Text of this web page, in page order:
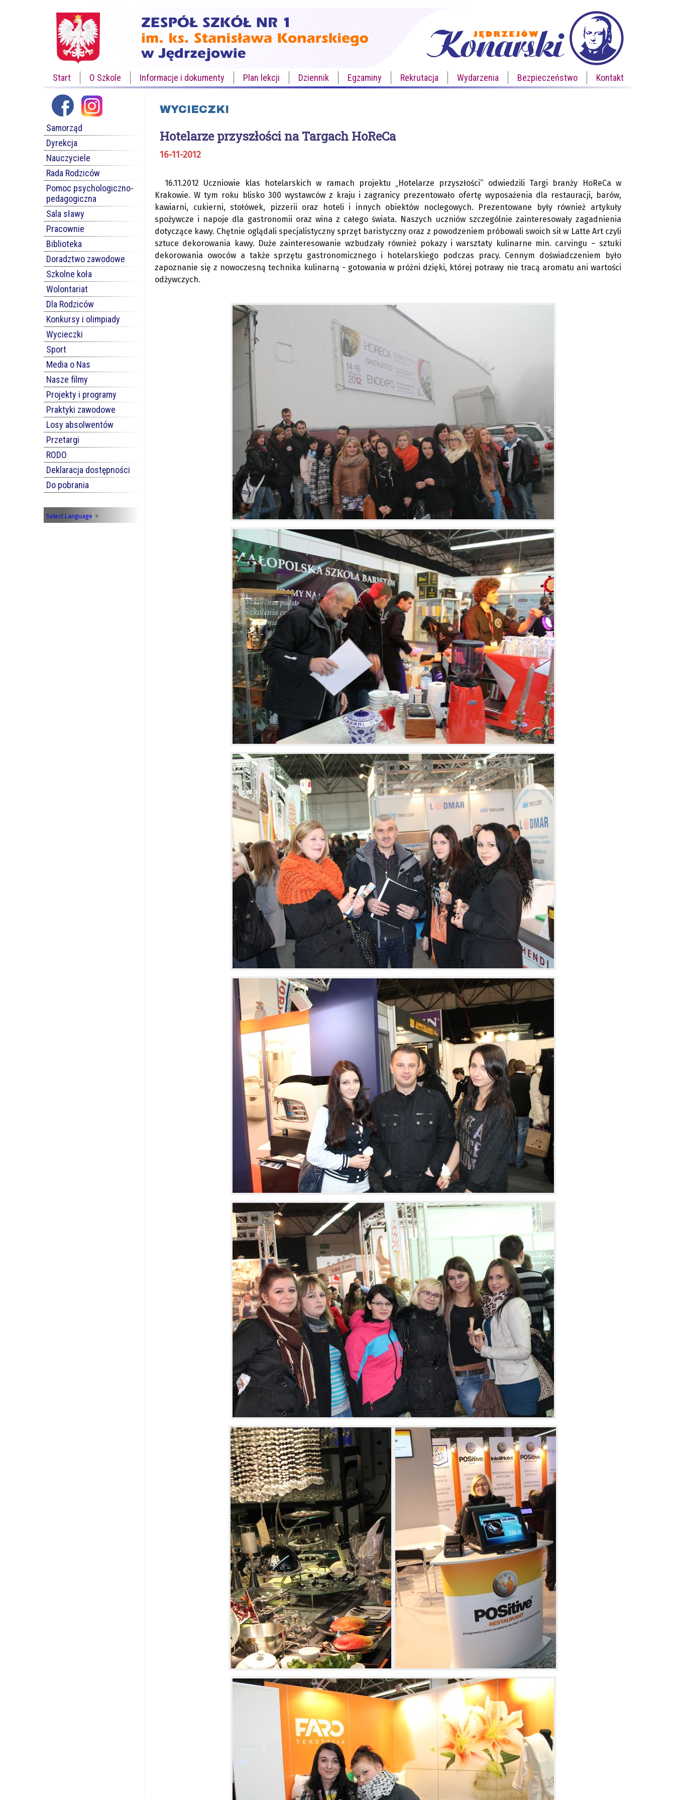
Start O Szkole Informacje i dokumenty Plan lekcji Dziennik Egzaminy Rekrutacja Wydarzenia Bezpieczeństwo Kontakt
Samorząd
Dyrekcja
Nauczyciele
Rada Rodziców
Pomoc psychologiczno-
pedagogiczna
Sala sławy
Pracownie
Biblioteka
Doradztwo zawodowe
Szkolne koła
Wolontariat
Dla Rodziców
Konkursy i olimpiady
Wycieczki
Sport
Media o Nas
Nasze filmy
Projekty i programy
Praktyki zawodowe
Losy absolwentów
Przetargi
RODO
Deklaracja dostępności
Do pobrania
Select Language ▼
WYCIECZKI
Hotelarze przyszłości na Targach HoReCa
16-11-2012
16.11.2012 Uczniowie klas hotelarskich w ramach projektu „Hotelarze przyszłości” odwiedzili Targi branży HoReCa w
Krakowie. W tym roku blisko 300 wystawców z kraju i zagranicy prezentowało ofertę wyposażenia dla restauracji, barów,
kawiarni, cukierni, stołówek, pizzerii oraz hoteli i innych obiektów noclegowych. Prezentowane były również artykuły
spożywcze i napoje dla gastronomii oraz wina z całego świata. Naszych uczniów szczególnie zainteresowały zagadnienia
dotyczące kawy. Chętnie oglądali specjalistyczny sprzęt baristyczny oraz z powodzeniem próbowali swoich sił w Latte Art czyli
sztuce dekorowania kawy. Duże zainteresowanie wzbudzały również pokazy i warsztaty kulinarne min. carvingu – sztuki
dekorowania owoców a także sprzętu gastronomicznego i hotelarskiego podczas pracy. Cennym doświadczeniem było
zapoznanie się z nowoczesną technika kulinarną - gotowania w próżni dzięki, której potrawy nie tracą aromatu ani wartości
odżywczych.